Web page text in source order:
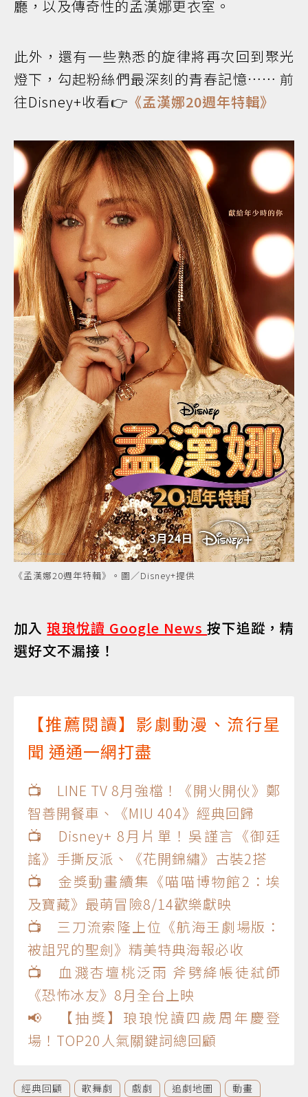
廳，以及傳奇性的孟漢娜更衣室。
此外，還有一些熟悉的旋律將再次回到聚光
燈下，勾起粉絲們最深刻的青春記憶⋯⋯ 前
往Disney+收看👉 《孟漢娜20週年特輯》
《孟漢娜20週年特輯》。圖／Disney+提供
加入琅琅悅讀 Google News按下追蹤，精
選好文不漏接！
【推薦閱讀】影劇動漫、流行星
聞 通通一網打盡
📺 LINE TV 8月強檔！《開火開伙》鄭
智善開餐車、《MIU 404》經典回歸
📺 Disney+ 8月片單！吳謹言《御廷
謠》手撕反派、《花開錦繡》古裝2搭
📺 金獎動畫續集《喵喵博物館2：埃
及寶藏》最萌冒險8/14歡樂獻映
📺 三刀流索隆上位《航海王劇場版：
被詛咒的聖劍》精美特典海報必收
📺 血濺杏壇桃泛雨 斧劈絳帳徒弒師
《恐怖冰友》8月全台上映
📢 【抽獎】琅琅悅讀四歲周年慶登
場！TOP20人氣關鍵詞總回顧
經典回顧 歌舞劇 戲劇 追劇地圖
動畫